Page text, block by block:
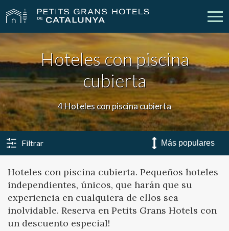
Nuestros Hoteles Escapadas
Bodas Empresas
Cheques Regalo Descubre Catalunya
Mi reserva
vpn_key Iniciar sesión person Crear cuenta
Hoteles con piscina
cubierta
4 Hoteles con piscina cubierta
Filtrar
Hoteles con piscina cubierta. Pequeños hoteles
independientes, únicos, que harán que su
experiencia en cualquiera de ellos sea
inolvidable. Reserva en Petits Grans Hotels con
un descuento especial!